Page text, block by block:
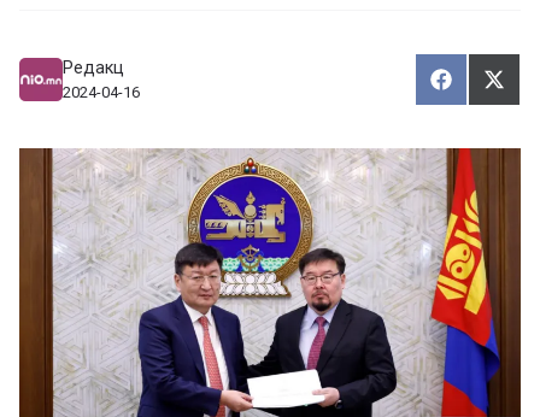
Редакц
2024-04-16
Х
у
а
а
л
ц
а
х
Т
ү
э